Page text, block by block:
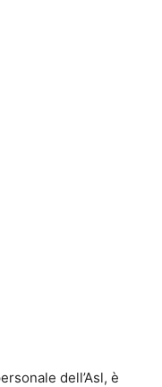
dell’Asl, è